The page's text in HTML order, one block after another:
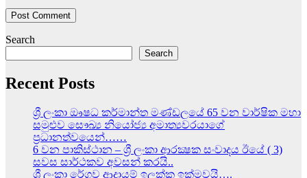
Search
Search
Recent Posts
ශ්‍රී ලංකා ඖෂධ කර්මාන්ත මණ්ඩලයේ 65 වන වාර්ෂික මහා
සමුළුව සෞඛ්‍ය නියෝජ්‍ය අමාත්‍යවරයාගේ
ප්‍රධානත්වයෙන්……
6 වන පාකිස්ථාන – ශ්‍රී ලංකා ආරක්‍ෂක සංවාදය ඊයේ ( 3)
සවස සාර්ථකව අවසන් කරයි..
ශ්‍රී ලංකා රේගුව ආදායම් ඉලක්ක ඉක්මවයි….